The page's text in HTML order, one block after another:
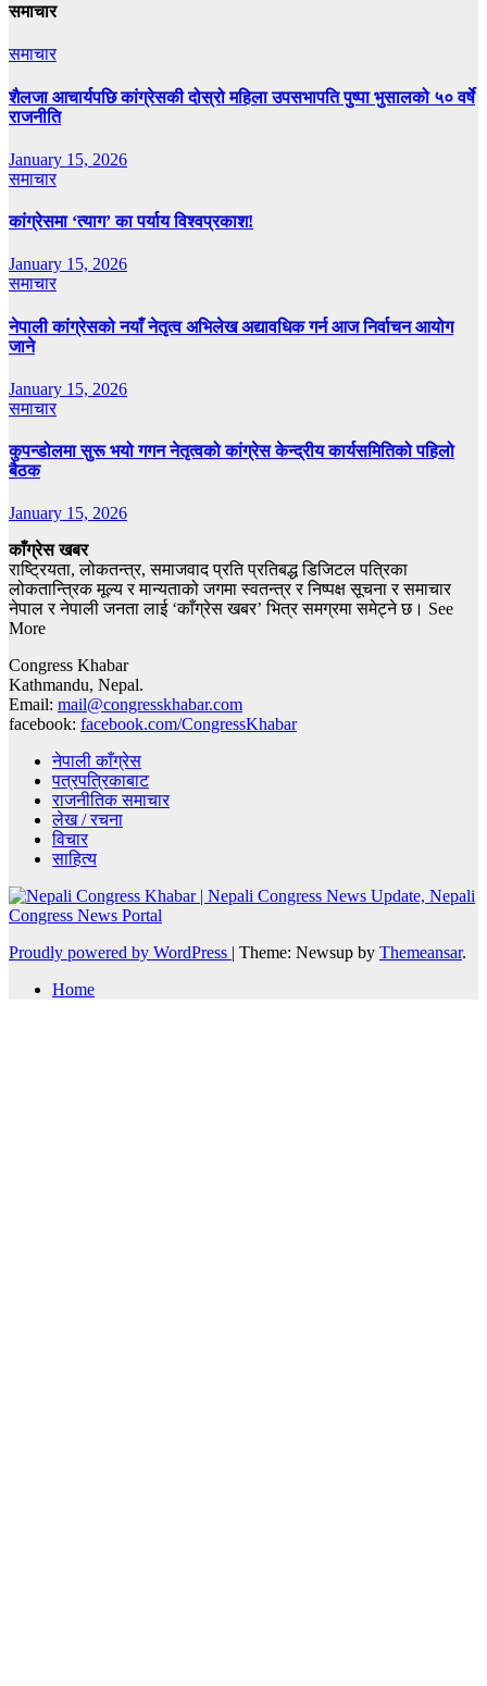
समाचार
समाचार
शैलजा आचार्यपछि कांग्रेसकी दोस्रो महिला उपसभापति पुष्पा भुसालको ५० वर्षे
राजनीति
January 15, 2026
समाचार
कांग्रेसमा ‘त्याग’ का पर्याय विश्वप्रकाश!
January 15, 2026
समाचार
नेपाली कांग्रेसको नयाँ नेतृत्व अभिलेख अद्यावधिक गर्न आज निर्वाचन आयोग
जाने
January 15, 2026
समाचार
कुपन्डोलमा सुरू भयो गगन नेतृत्वको कांग्रेस केन्द्रीय कार्यसमितिको पहिलो
बैठक
January 15, 2026
काँग्रेस खबर
राष्ट्रियता, लोकतन्त्र, समाजवाद प्रति प्रतिबद्ध डिजिटल पत्रिका
लोकतान्त्रिक मूल्य र मान्यताको जगमा स्वतन्त्र र निष्पक्ष सूचना र समाचार
नेपाल र नेपाली जनता लाई ‘काँग्रेस खबर’ भित्र समग्रमा समेट्ने छ। See
More
Congress Khabar
Kathmandu, Nepal.
Email: mail@congresskhabar.com
facebook: facebook.com/CongressKhabar
नेपाली काँग्रेस
पत्रपत्रिकाबाट
राजनीतिक समाचार
लेख / रचना
विचार
साहित्य
Proudly powered by WordPress | Theme: Newsup by Themeansar.
Home